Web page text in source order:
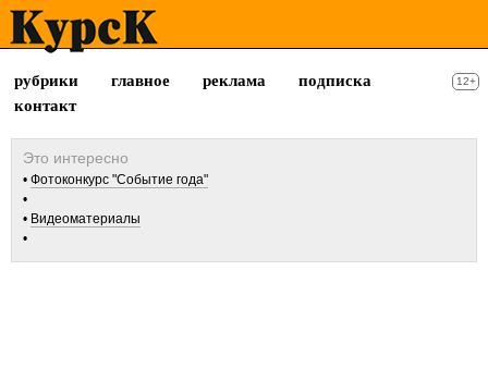
рубрики главное реклама
подписка
контакт
12+
Фотоконкурс "Событие года"
Видеоматериалы